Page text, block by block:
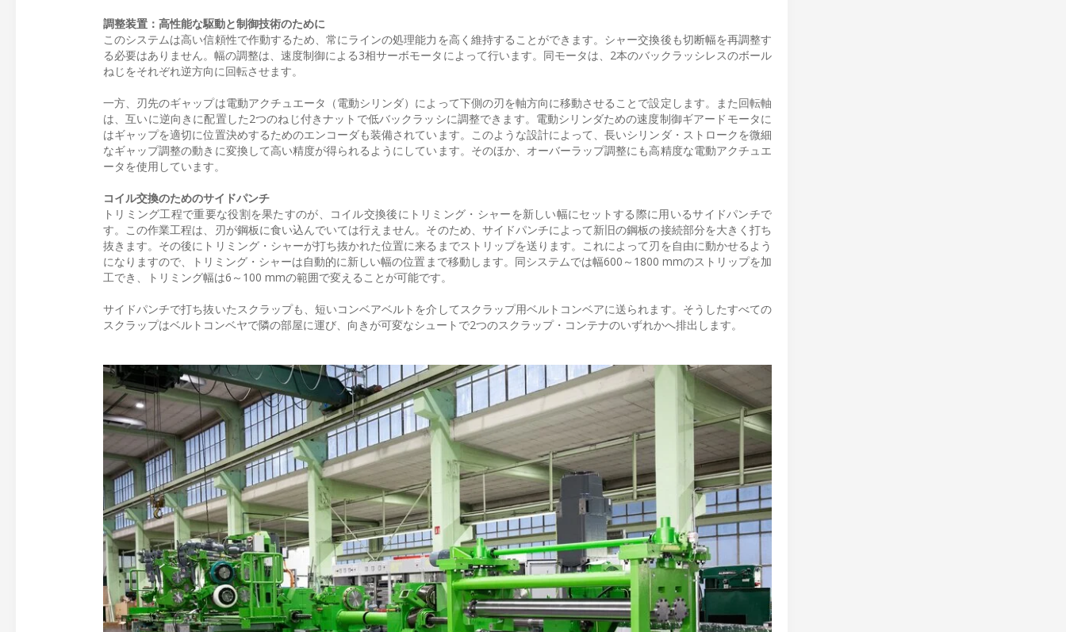
調整装置：高性能な駆動と制御技術のために
このシステムは高い信頼性で作動するため、常にラインの処理能力を高く維持することができます。シャー交換後も切断幅を再調整す
る必要はありません。幅の調整は、速度制御による3相サーボモータによって行います。同モータは、2本のバックラッシレスのボール
ねじをそれぞれ逆方向に回転させます。
一方、刃先のギャップは電動アクチュエータ（電動シリンダ）によって下側の刃を軸方向に移動させることで設定します。また回転軸
は、互いに逆向きに配置した2つのねじ付きナットで低バックラッシに調整できます。電動シリンダための速度制御ギアードモータに
はギャップを適切に位置決めするためのエンコーダも装備されています。このような設計によって、長いシリンダ・ストロークを微細
なギャップ調整の動きに変換して高い精度が得られるようにしています。そのほか、オーバーラップ調整にも高精度な電動アクチュエ
ータを使用しています。
コイル交換のためのサイドパンチ
トリミング工程で重要な役割を果たすのが、コイル交換後にトリミング・シャーを新しい幅にセットする際に用いるサイドパンチで
す。この作業工程は、刃が鋼板に食い込んでいては行えません。そのため、サイドパンチによって新旧の鋼板の接続部分を大きく打ち
抜きます。その後にトリミング・シャーが打ち抜かれた位置に来るまでストリップを送ります。これによって刃を自由に動かせるよう
になりますので、トリミング・シャーは自動的に新しい幅の位置まで移動します。同システムでは幅600～1800 mmのストリップを加
工でき、トリミング幅は6～100 mmの範囲で変えることが可能です。
サイドパンチで打ち抜いたスクラップも、短いコンベアベルトを介してスクラップ用ベルトコンベアに送られます。そうしたすべての
スクラップはベルトコンベヤで隣の部屋に運び、向きが可変なシュートで2つのスクラップ・コンテナのいずれかへ排出します。